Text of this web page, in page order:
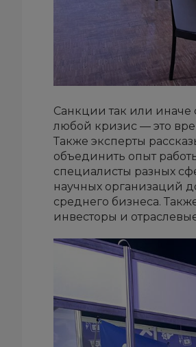
Санкции так или иначе
любой кризис — это
Также эксперты
объединить опыт
специалисты разных
научных организаций
среднего бизнеса.
инвесторы и